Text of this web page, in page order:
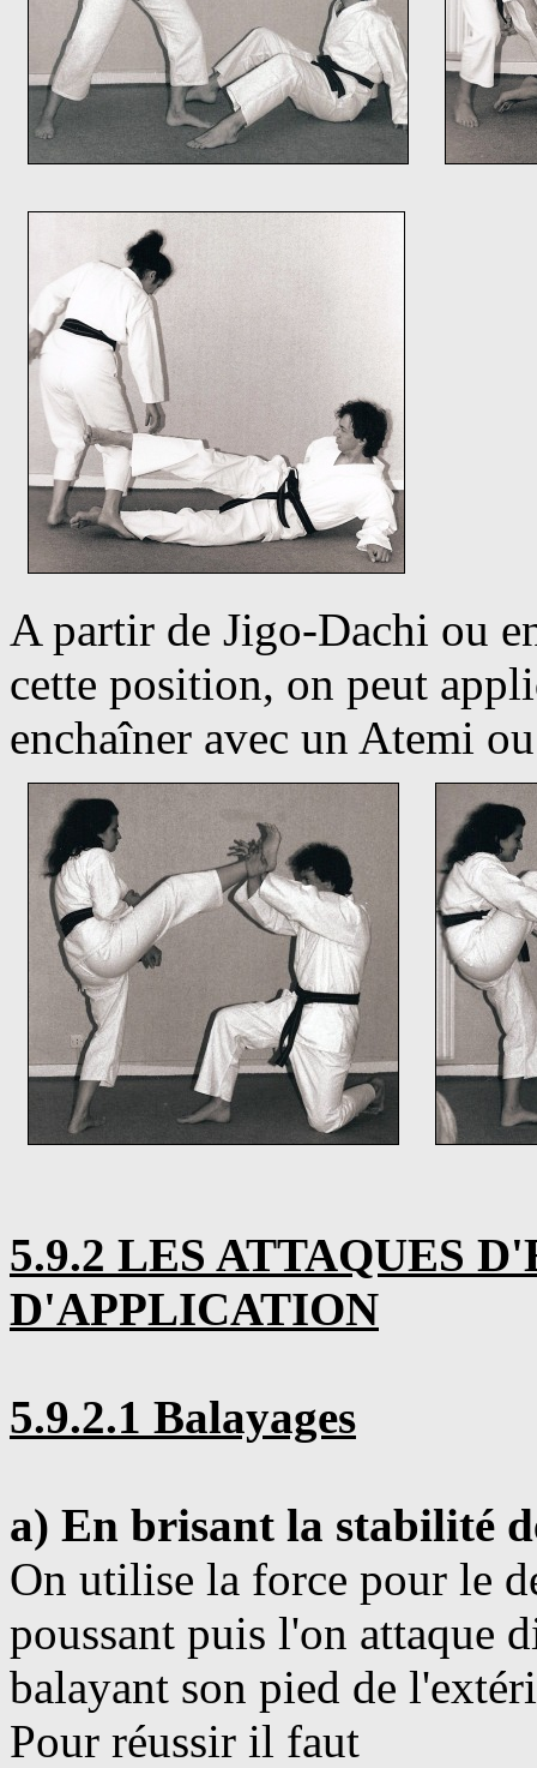
A partir de Jigo-Dachi ou
cette position, on peut
enchaîner avec un Atemi
5.9.2 LES ATTAQUES
D'APPLICATION
5.9.2.1 Balayages
a) En brisant la stabilité
On utilise la force pour le
poussant puis l'on attaque
balayant son pied de
Pour réussir il faut